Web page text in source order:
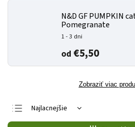
N&D GF PUMPKIN
Pomegranate
1 - 3 dni
od €5,50
Zobraziť viac
Najlacnejšie
Najdrahšie